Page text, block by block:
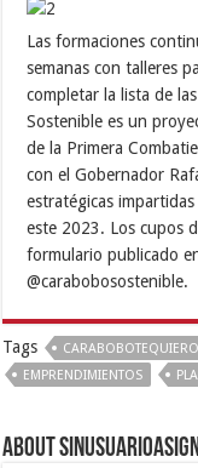
Las formaciones
semanas con talleres
completar la lista de
Sostenible es un
de la Primera
con el Gobernador
estratégicas
este 2023. Los cupos
formulario publicado
@carabobosostenible.
Tags CARABOBOTEQUIERO
EMPRENDIMIENTOS
About